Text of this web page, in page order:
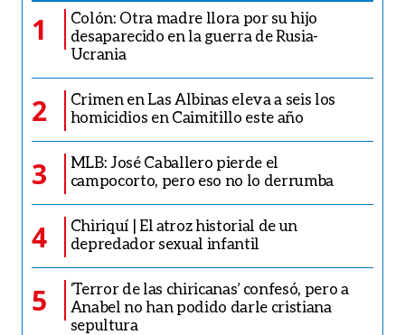
1
Colón: Otra madre llora por su hijo
desaparecido en la guerra de Rusia-
Ucrania
2
Crimen en Las Albinas eleva a seis los
homicidios en Caimitillo este año
3
MLB: José Caballero pierde el
campocorto, pero eso no lo derrumba
4
Chiriquí | El atroz historial de un
depredador sexual infantil
5
‘Terror de las chiricanas’ confesó, pero a
Anabel no han podido darle cristiana
sepultura